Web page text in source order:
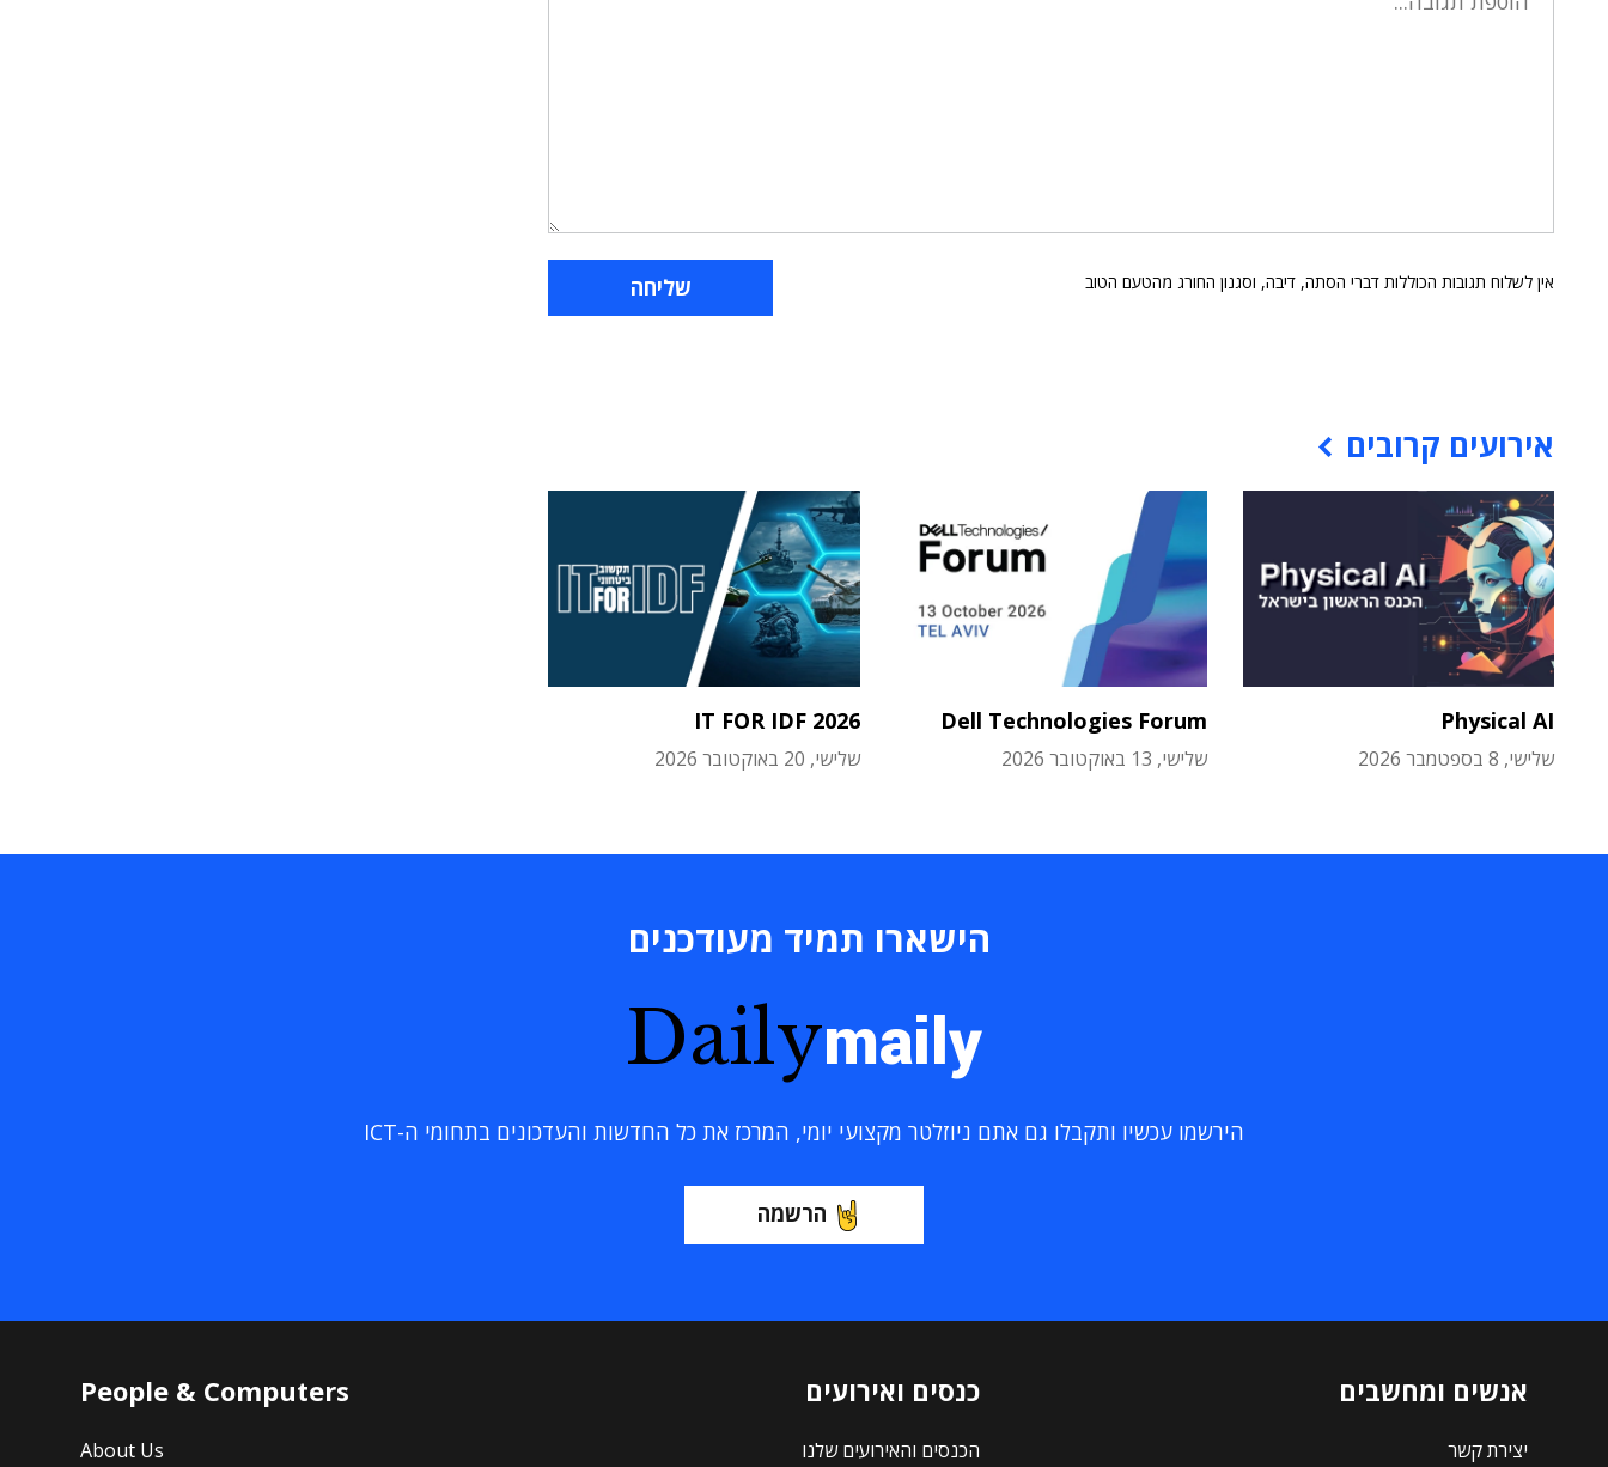
אין לשלוח תגובות הכוללות דברי הסתה, דיבה, וסגנון החורג מהטעם הטוב
אירועים קרובים
Physical AI
שלישי, 8 בספטמבר 2026
Dell Technologies Forum
שלישי, 13 באוקטובר 2026
IT FOR IDF 2026
שלישי, 20 באוקטובר 2026
הישארו תמיד מעודכנים
Dailymaily
הירשמו עכשיו ותקבלו גם אתם ניוזלטר מקצועי יומי, המרכז את כל החדשות והעדכונים בתחומי ה-ICT
הרשמה
אנשים ומחשבים
יצירת קשר
כנסים ואירועים
הכנסים והאירועים שלנו
People & Computers
About Us